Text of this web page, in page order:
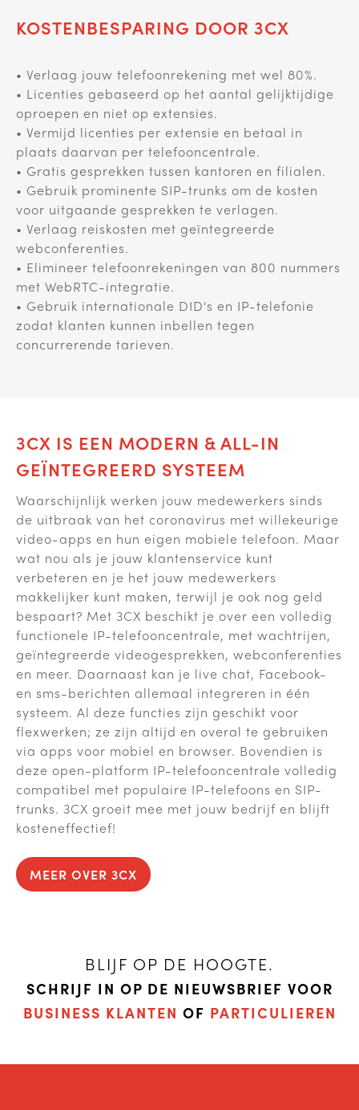
KOSTENBESPARING DOOR 3CX
• Verlaag jouw telefoonrekening met wel 80%.
• Licenties gebaseerd op het aantal gelijktijdige
oproepen en niet op extensies.
• Vermijd licenties per extensie en betaal in
plaats daarvan per telefooncentrale.
• Gratis gesprekken tussen kantoren en filialen.
• Gebruik prominente SIP-trunks om de kosten
voor uitgaande gesprekken te verlagen.
• Verlaag reiskosten met geïntegreerde
webconferenties.
• Elimineer telefoonrekeningen van 800 nummers
met WebRTC-integratie.
• Gebruik internationale DID's en IP-telefonie
zodat klanten kunnen inbellen tegen
concurrerende tarieven.
3CX IS EEN MODERN & ALL-IN
GEÏNTEGREERD SYSTEEM
Waarschijnlijk werken jouw medewerkers sinds
de uitbraak van het coronavirus met willekeurige
video-apps en hun eigen mobiele telefoon. Maar
wat nou als je jouw klantenservice kunt
verbeteren en je het jouw medewerkers
makkelijker kunt maken, terwijl je ook nog geld
bespaart? Met 3CX beschikt je over een volledig
functionele IP-telefooncentrale, met wachtrijen,
geïntegreerde videogesprekken, webconferenties
en meer. Daarnaast kan je live chat, Facebook-
en sms-berichten allemaal integreren in één
systeem. Al deze functies zijn geschikt voor
flexwerken; ze zijn altijd en overal te gebruiken
via apps voor mobiel en browser. Bovendien is
deze open-platform IP-telefooncentrale volledig
compatibel met populaire IP-telefoons en SIP-
trunks. 3CX groeit mee met jouw bedrijf en blijft
kosteneffectief!
MEER OVER 3CX
BLIJF OP DE HOOGTE.
SCHRIJF IN OP DE NIEUWSBRIEF VOOR
BUSINESS KLANTEN OF PARTICULIEREN